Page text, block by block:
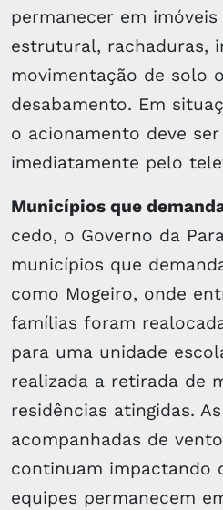
permanecer em
estrutural, rachaduras,
movimentação de solo
desabamento. Em
o acionamento deve
imediatamente pelo
Municípios que
cedo, o Governo da
municípios que
como Mogeiro, onde
famílias foram
para uma unidade
realizada a retirada de
residências atingidas.
acompanhadas de
continuam impactando
equipes permanecem